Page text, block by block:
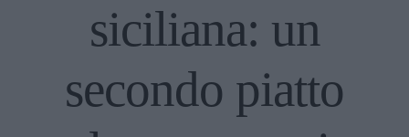
siciliana: un
secondo piatto